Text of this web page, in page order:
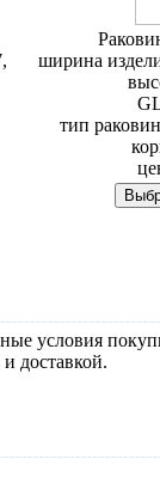
ширина
тип
условия
доставкой.